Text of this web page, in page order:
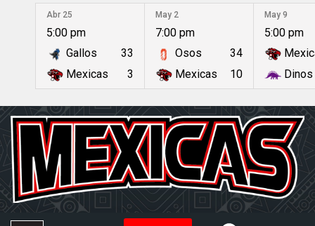
contenido
Abr 25
5:00 pm
Gallos
33
Mexicas
3
May 2
7:00 pm
Osos
34
Mexicas
10
May 9
5:00 pm
Dinos